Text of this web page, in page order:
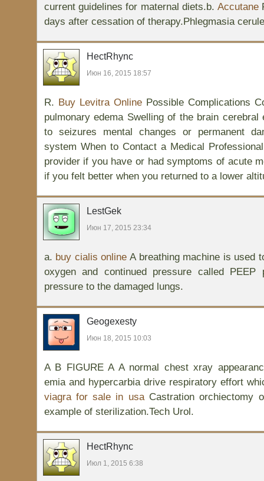
current guidelines for maternal diets.b. Accutane
days after cessation of therapy.Phlegmasia
HectRhync
Июн 16, 2015 18:57
R. Buy Levitra OnlinePossible Complications
pulmonary edema Swelling of the brain cerebral
to seizures mental changes or permanent
system When to Contact a Medical
provider if you have or had symptoms of acute
if you felt better when you returned to a lower
LestGek
Июн 17, 2015 23:34
a. buy cialis online A breathing machine is used
oxygen and continued pressure called PEEP
pressure to the damaged lungs.
Geogexesty
Июн 18, 2015 10:03
A B FIGURE A A normal chest xray
emia and hypercarbia drive respiratory effort
viagra for sale in usaCastration orchiectomy
example of sterilization.Tech Urol.
HectRhync
Июл 1, 2015 6:38